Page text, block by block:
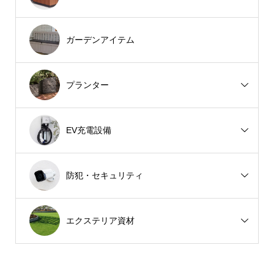
ガーデンアイテム
プランター
EV充電設備
防犯・セキュリティ
エクステリア資材